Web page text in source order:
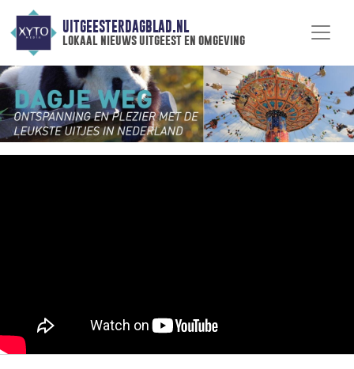
UITGEESTERDAGBLAD.NL
lokaal nieuws uitgeest en omgeving